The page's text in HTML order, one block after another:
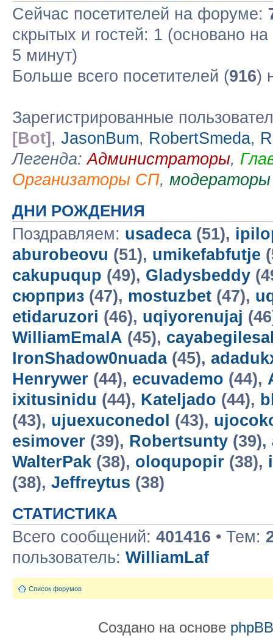
Сейчас посетителей на форуме:
скрытых и гостей: 1 (основано
5 минут)
Больше всего посетителей (916)
Зарегистрированные
[Bot] , JasonBum, RobertSmeda,
Легенда:Администраторы,
Организаторы СП, модераторы
ДНИ РОЖДЕНИЯ
Поздравляем: usadeca(51),
aburobeovu (51), umikefabfutje
cakupuqup (49), Gladysbeddy
сюрприз (47), mostuzbet (47),
etidaruzori (46), uqiyorenujaj
WilliamEmalA (45),
IronShadow0nuada(45),
Henrywer (44), ecuvademo (44),
ixitusinidu (44), Kateljado (44),
(43), ujuexuconedol (43),
esimover (39), Robertsunty (39),
WalterPak (38), oloqupopir (38),
(38), Jeffreytus (38)
СТАТИСТИКА
Всего сообщений: 401416 • Тем:
пользователь: WilliamLaf
Список форумов
Создано на основе phpBB